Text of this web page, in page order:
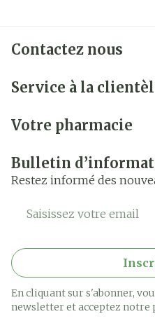
Contactez nous
Service à la
Votre pharmacie
Bulletin
Restez informé des
Adresse mail
En cliquant sur s'abonner,
newsletter et acceptez notre